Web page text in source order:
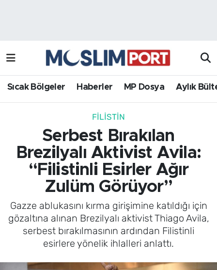
Sıcak Bölgeler Haberler MP Dosya Aylık
FILISTIN
Serbest Bırakılan
Brezilyalı Aktivist Avila:
“Filistinli Esirler Ağır
Zulüm Görüyor”
Gazze ablukasını kırma girişimine katıldığı için
gözaltına alınan Brezilyalı aktivist Thiago Avila,
serbest bırakılmasının ardından Filistinli
esirlere yönelik ihlalleri anlattı.
Haberler
MP Dosya
Röportaj Haber